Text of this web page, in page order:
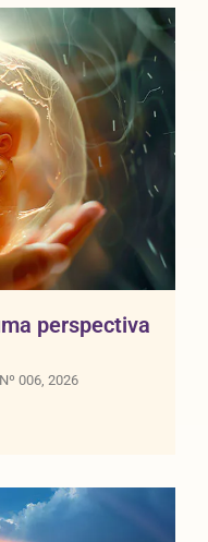
perspectiva
006, 2026